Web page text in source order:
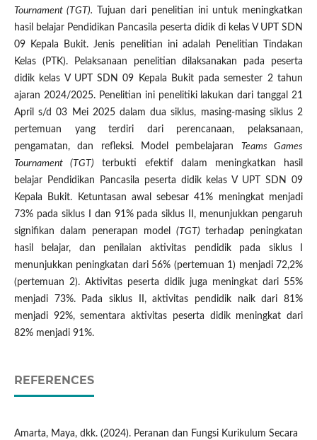
Tournament (TGT). Tujuan dari penelitian ini untuk meningkatkan
hasil belajar Pendidikan Pancasila peserta didik di kelas V UPT SDN
09 Kepala Bukit. Jenis penelitian ini adalah Penelitian Tindakan
Kelas (PTK). Pelaksanaan penelitian dilaksanakan pada peserta
didik kelas V UPT SDN 09 Kepala Bukit pada semester 2 tahun
ajaran 2024/2025. Penelitian ini penelitiki lakukan dari tanggal 21
April s/d 03 Mei 2025 dalam dua siklus, masing-masing siklus 2
pertemuan yang terdiri dari perencanaan, pelaksanaan,
pengamatan, dan refleksi. Model pembelajaran
Teams Games
Tournament (TGT) terbukti efektif dalam meningkatkan hasil
belajar Pendidikan Pancasila peserta didik kelas V UPT SDN 09
Kepala Bukit. Ketuntasan awal sebesar 41% meningkat menjadi
73% pada siklus I dan 91% pada siklus II, menunjukkan pengaruh
signifikan dalam penerapan model(TGT)terhadap peningkatan
hasil belajar, dan penilaian aktivitas pendidik pada siklus I
menunjukkan peningkatan dari 56% (pertemuan 1) menjadi 72,2%
(pertemuan 2). Aktivitas peserta didik juga meningkat dari 55%
menjadi 73%. Pada siklus II, aktivitas pendidik naik dari 81%
menjadi 92%, sementara aktivitas peserta didik meningkat dari
82% menjadi 91%.
REFERENCES
Amarta, Maya, dkk. (2024). Peranan dan Fungsi Kurikulum Secara